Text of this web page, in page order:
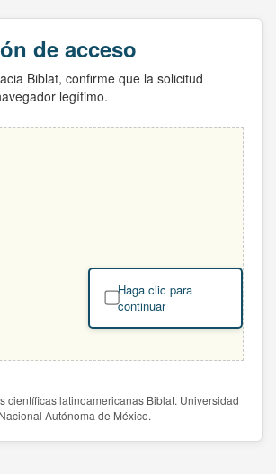
de acceso
Biblat, confirme que la solicitud
legítimo.
Haga clic para
continuar
científicas latinoamericanas Biblat. Universidad
Nacional Autónoma de México.